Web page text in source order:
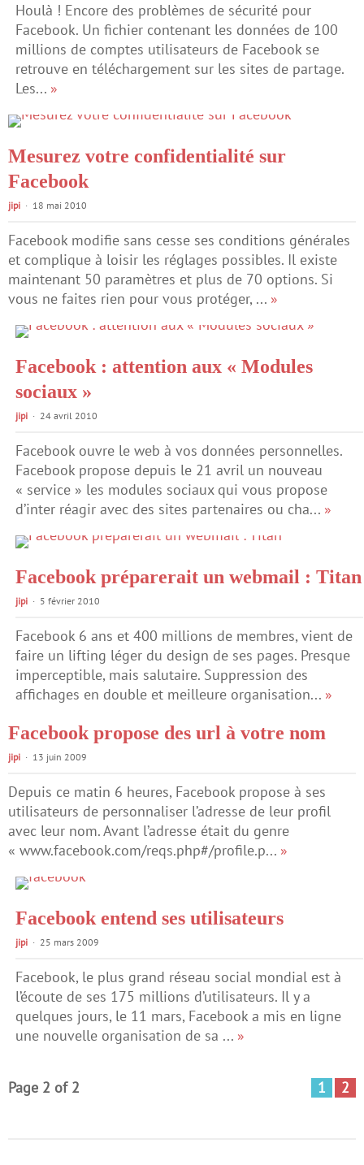
Houlà ! Encore des problèmes de sécurité pour
Facebook. Un fichier contenant les données de 100
millions de comptes utilisateurs de Facebook se
retrouve en téléchargement sur les sites de partage.
Les... »
Mesurez votre confidentialité sur
Facebook
jipi 18 mai 2010
Facebook modifie sans cesse ses conditions générales
et complique à loisir les réglages possibles. Il existe
maintenant 50 paramètres et plus de 70 options. Si
vous ne faites rien pour vous protéger, ... »
Facebook : attention aux « Modules
sociaux »
jipi 24 avril 2010
Facebook ouvre le web à vos données personnelles.
Facebook propose depuis le 21 avril un nouveau
« service » les modules sociaux qui vous propose
d’inter réagir avec des sites partenaires ou cha... »
Facebook préparerait un webmail : Titan
jipi 5 février 2010
Facebook 6 ans et 400 millions de membres, vient de
faire un lifting léger du design de ses pages. Presque
imperceptible, mais salutaire. Suppression des
affichages en double et meilleure organisation... »
Facebook propose des url à votre nom
jipi 13 juin 2009
Depuis ce matin 6 heures, Facebook propose à ses
utilisateurs de personnaliser l’adresse de leur profil
avec leur nom. Avant l’adresse était du genre
« www.facebook.com/reqs.php#/profile.p... »
Facebook entend ses utilisateurs
jipi 25 mars 2009
Facebook, le plus grand réseau social mondial est à
l’écoute de ses 175 millions d’utilisateurs. Il y a
quelques jours, le 11 mars, Facebook a mis en ligne
une nouvelle organisation de sa ... »
Page 2 of 2 1 2